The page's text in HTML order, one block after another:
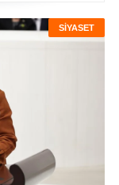
SİYASET